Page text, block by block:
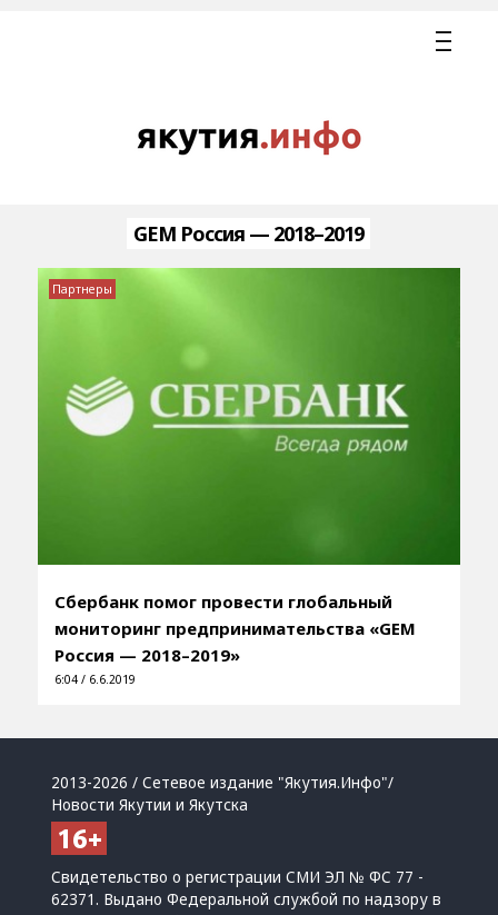
GEM Россия — 2018–2019
Сбербанк помог провести глобальный
мониторинг предпринимательства «GEM
Россия — 2018–2019»
6:04 / 6.6.2019
Партнеры
2013-2026 / Сетевое издание "Якутия.Инфо"/
Новости Якутии и Якутска
Свидетельство о регистрации СМИ ЭЛ № ФС 77 -
62371. Выдано Федеральной службой по надзору в